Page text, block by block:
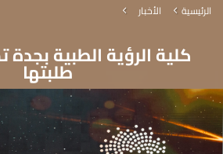
الرئيسية 4 الأخبار 4
كلية الرؤية الطبية
طلبتها